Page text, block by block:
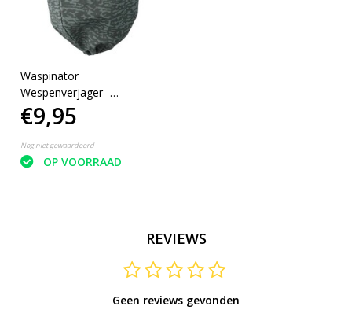
Waspinator
Wespenverjager -
Ongedierteval - Voorkomt
wespen - Verjaagd Wespen
- Weg met Wespen
€9,95
Nog niet gewaardeerd
OP VOORRAAD
REVIEWS
Geen reviews gevonden